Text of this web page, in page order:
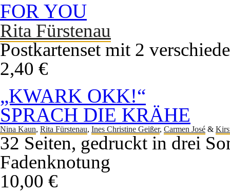
FOR YOU
Rita Fürstenau
Postkartenset mit 2
2,40 €
„KWARK OKK!“
SPRACH DIE KRÄHE
Nina Kaun, Rita Fürstenau, Ines Christine Geißer, Carmen José &
32 Seiten, gedruckt in drei
Fadenknotung
10,00 €